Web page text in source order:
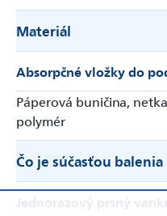
Materiál
Absorpčné vložky do
Páperová buničina,
polymér
Čo je súčasťou balenia
Jednorazový prsný